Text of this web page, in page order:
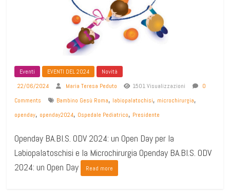
Eventi EVENTI DEL 2024
Novità
22/06/2024
Maria Teresa Peduto 1501 Visualizzazioni
0
Comments
Bambino Gesù Roma, labiopalatochisi, microchirurgia,
openday, openday2024, Ospedale Pediatrico, Presidente
Openday BA.BI.S. ODV 2024: un Open Day per la
Labiopalatoschisi e la Microchirurgia Openday BA.BI.S. ODV
2024: un Open Day
Read more